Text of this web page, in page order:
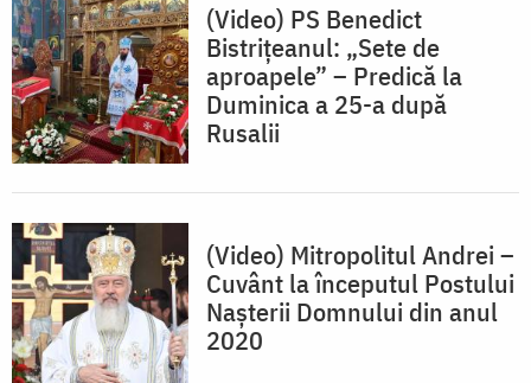
(Video) PS Benedict
Bistrițeanul: „Sete de
aproapele” – Predică la
Duminica a 25-a după
Rusalii
(Video) Mitropolitul Andrei –
Cuvânt la începutul Postului
Nașterii Domnului din anul
2020